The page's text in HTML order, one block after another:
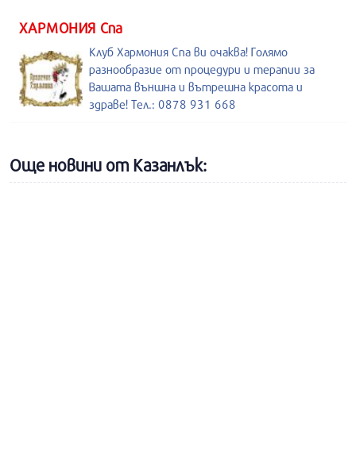
ХАРМОНИЯ Спа
Клуб Хармония Спа ви очаква! Голямо
разнообразие от процедури и терапии за
Вашата външна и вътрешна красота и
здраве! Тел.: 0878 931 668
Още новини от Казанлък: